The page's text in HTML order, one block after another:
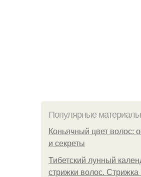
Популярные материалы
Коньячный цвет волос:
и секреты
Тибетский лунный
стрижки волос. Стрижка